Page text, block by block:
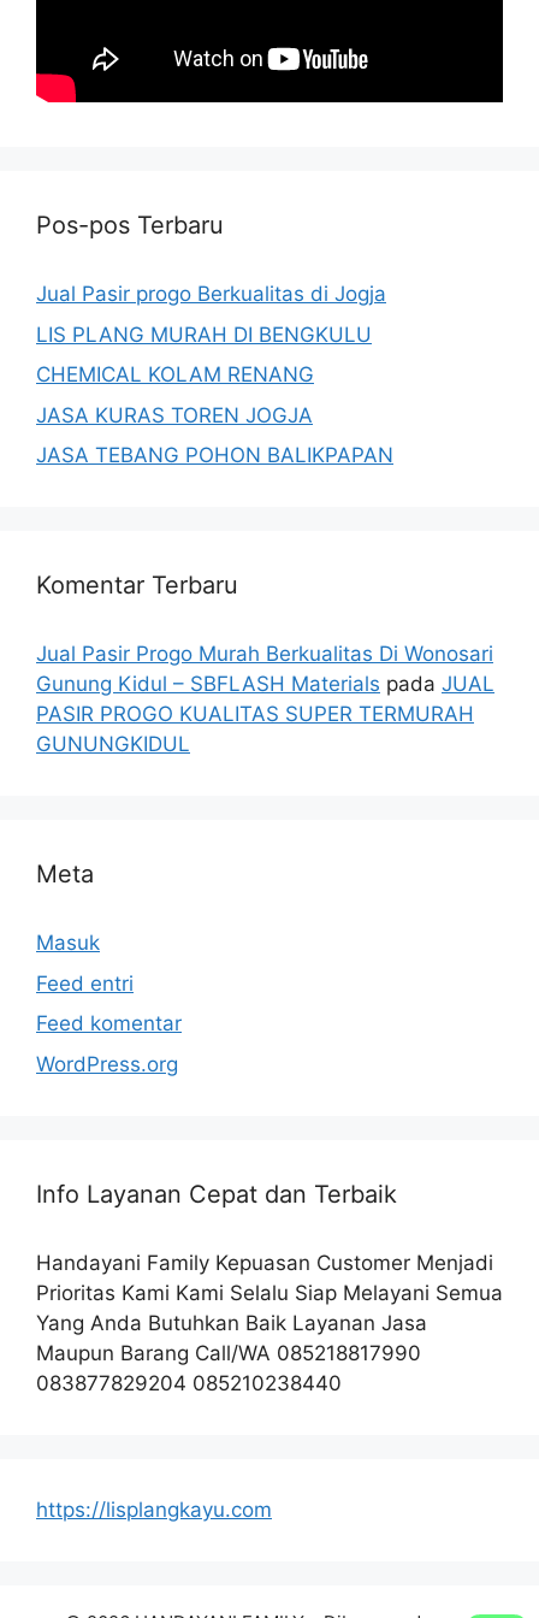
Pos-pos Terbaru
Jual Pasir progo Berkualitas di Jogja
LIS PLANG MURAH DI BENGKULU
CHEMICAL KOLAM RENANG
JASA KURAS TOREN JOGJA
JASA TEBANG POHON BALIKPAPAN
Komentar Terbaru
Jual Pasir Progo Murah Berkualitas Di Wonosari
Gunung Kidul – SBFLASH Materials pada JUAL
PASIR PROGO KUALITAS SUPER TERMURAH
GUNUNGKIDUL
Meta
Masuk
Feed entri
Feed komentar
WordPress.org
Info Layanan Cepat dan Terbaik
Handayani Family Kepuasan Customer Menjadi
Prioritas Kami Kami Selalu Siap Melayani Semua
Yang Anda Butuhkan Baik Layanan Jasa
Maupun Barang Call/WA 085218817990
083877829204 085210238440
https://lisplangkayu.com